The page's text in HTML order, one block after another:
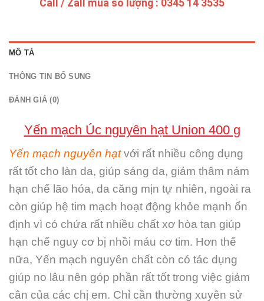
Call / Zall mua số lượng : 0345 14 3535
MÔ TẢ
THÔNG TIN BỔ SUNG
ĐÁNH GIÁ (0)
Yến mạch Úc nguyên hạt Union 400 g
Yến mạch nguyên hạt với rất nhiều công dụng
rất tốt cho làn da, giúp sáng da, giảm thâm nám
hạn chế lão hóa, da căng mịn tự nhiên, ngoài ra
còn giúp hệ tim mạch hoạt động khỏe mạnh ổn
định vì có chứa rất nhiều chất xơ hòa tan giúp
hạn chế nguy cơ bị nhồi máu cơ tim. Hơn thế
nữa, Yến mạch nguyên chất còn có tác dụng
giúp no lâu nên góp phần rất tốt trong việc giảm
cân của các chị em. Chỉ cần thường xuyên sử